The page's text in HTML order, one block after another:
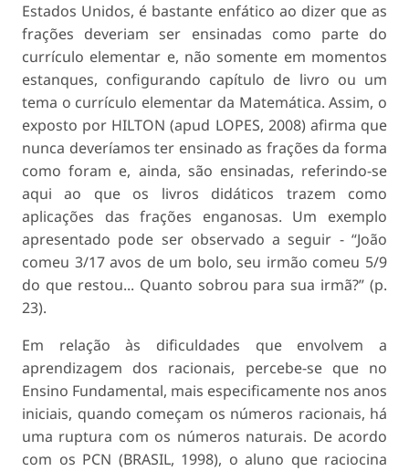
Estados Unidos, é bastante enfático ao dizer que as
frações deveriam ser ensinadas como parte do
currículo elementar e, não somente em momentos
estanques, configurando capítulo de livro ou um
tema o currículo elementar da Matemática. Assim, o
exposto por HILTON (apud LOPES, 2008) afirma que
nunca deveríamos ter ensinado as frações da forma
como foram e, ainda, são ensinadas, referindo-se
aqui ao que os livros didáticos trazem como
aplicações das frações enganosas. Um exemplo
apresentado pode ser observado a seguir - “João
comeu 3/17 avos de um bolo, seu irmão comeu 5/9
do que restou... Quanto sobrou para sua irmã?” (p.
23).
Em relação às dificuldades que envolvem a
aprendizagem dos racionais, percebe-se que no
Ensino Fundamental, mais especificamente nos anos
iniciais, quando começam os números racionais, há
uma ruptura com os números naturais. De acordo
com os PCN (BRASIL, 1998), o aluno que raciocina